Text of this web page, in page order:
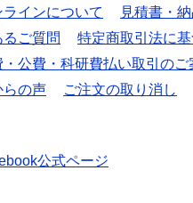
インについて
見積書・
るご質問
特定商取引法に
・公費・科研費払い取引のご
らの声 ご注文の取り消し
公式ページ